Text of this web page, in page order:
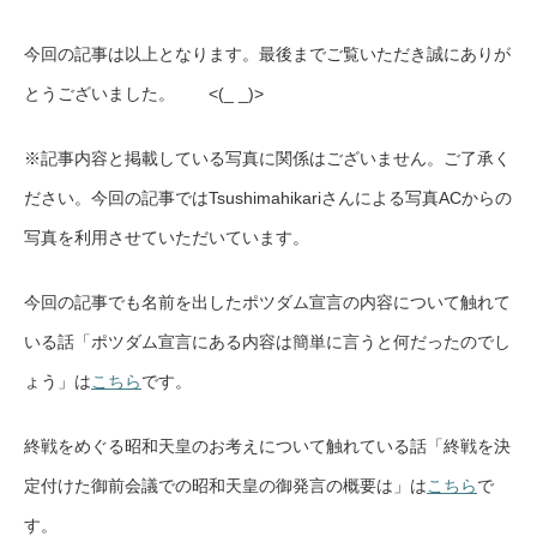
今回の記事は以上となります。最後までご覧いただき誠にありが
とうございました。 <(_ _)>
※記事内容と掲載している写真に関係はございません。ご了承く
ださい。今回の記事ではTsushimahikariさんによる写真ACからの
写真を利用させていただいています。
今回の記事でも名前を出したポツダム宣言の内容について触れて
いる話「ポツダム宣言にある内容は簡単に言うと何だったのでし
ょう」はこちらです。
終戦をめぐる昭和天皇のお考えについて触れている話「終戦を決
定付けた御前会議での昭和天皇の御発言の概要は」はこちらで
す。